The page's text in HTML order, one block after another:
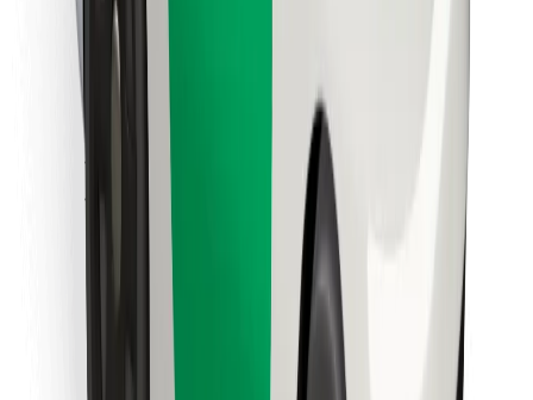
Zabezpečení
Stáhněte si aplikaci Bolt
Objevte své oblíbené jídlo!
Stáhněte si aplikaci Bolt Food